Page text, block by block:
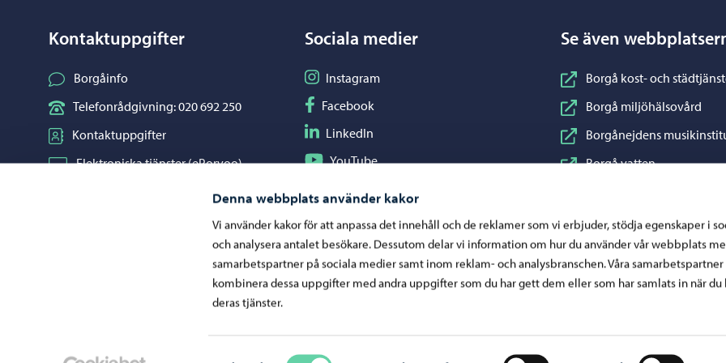
Denna webbplats använder kakor
Vi använder kakor för att anpassa det innehåll och de reklamer som vi erbjuder, stödja egenskaper i
och analysera antalet besökare. Dessutom delar vi information om hur du använder vår webbplats
samarbetspartner på sociala medier samt inom reklam- och analysbranschen. Våra samarbetspartner
kombinera dessa uppgifter med andra uppgifter som du har gett dem eller som har samlats in när du
deras tjänster.
Kontaktuppgifter
Borgåinfo
Telefonrådgivning: 020 692 250
Kontaktuppgifter
Elektroniska tjänster (ePorvoo)
Kartor och lägesinformation
Sociala medier
Följ på Instagram
Instagram
Följ på Facebook
Facebook
Följ på LinkedIn
LinkedIn
Följ på YouTube
YouTube
Se även
Borgå kost- och
Borgå miljöhälsovård
Borgånejdens
Borgå vatten
Konstfabriken
Visit Porvoo
Östra Nylands
Ge respons